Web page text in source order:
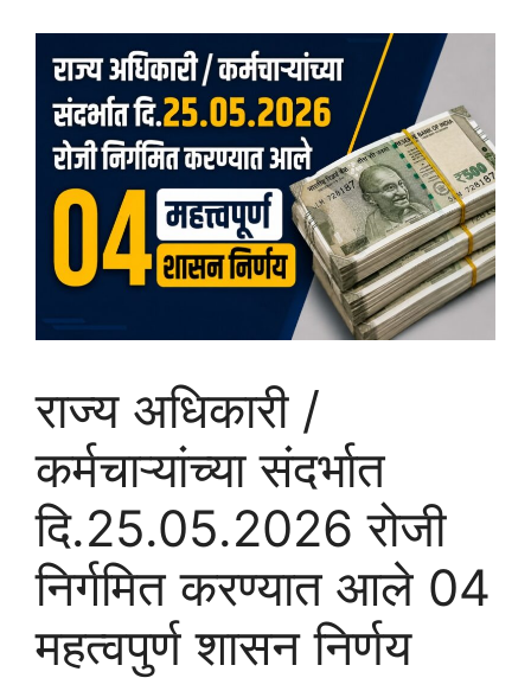
राज्य अधिकारी /
कर्मचाऱ्यांच्या संदर्भात
दि.25.05.2026 रोजी
निर्गमित करण्यात आले 04
महत्वपुर्ण शासन निर्णय